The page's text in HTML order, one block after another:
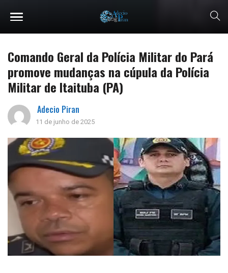
Comando Geral da Polícia Militar do Pará
promove mudanças na cúpula da Polícia
Militar de Itaituba (PA)
Adecio Piran
11 de junho de 2025